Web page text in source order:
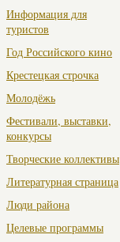
Информация для
туристов
Год Российского кино
Крестецкая строчка
Молодёжь
Фестивали, выставки,
конкурсы
Творческие коллективы
Литературная страница
Люди района
Целевые программы